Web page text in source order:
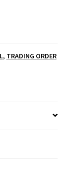
, TRADING ORDER